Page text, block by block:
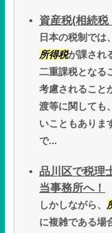
資産税(相続
日本の税制では
所得税が課され
二重課税となる
考慮されること
渡等に関しても
いこともありま
で...
品川区で税理
当事務所へ！
しかしながら、
に複雑である場